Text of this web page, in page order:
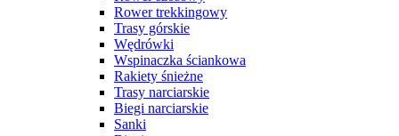
Rower trekkingowy
Trasy górskie
Wędrówki
Wspinaczka ściankowa
Rakiety śnieżne
Trasy narciarskie
Biegi narciarskie
Sanki